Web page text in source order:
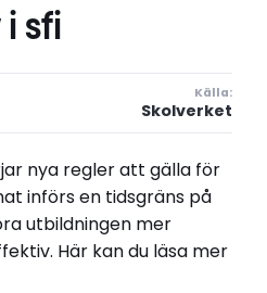
i sfi
Källa:
Skolverket
nya regler att gälla för
införs en tidsgräns på
utbildningen mer
Här kan du läsa mer